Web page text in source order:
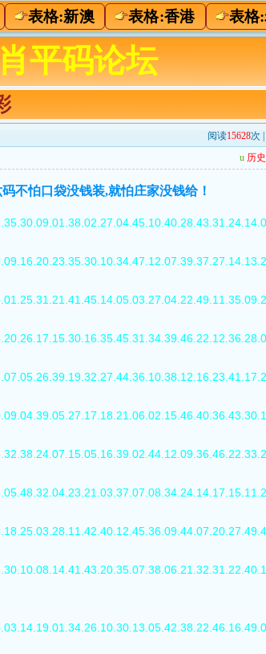
表格:新澳 表格:香港 表格
平码论坛
阅读15628次 |
u 历
怕口袋没钱装,就怕庄家没钱给！